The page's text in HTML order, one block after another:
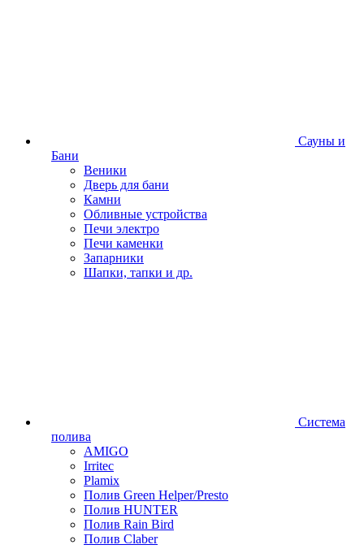
Сауны и
Бани
Веники
Дверь для бани
Камни
Обливные устройства
Печи электро
Печи каменки
Запарники
Шапки, тапки и др.
Система
полива
AMIGO
Irritec
Plamix
Полив Green Helper/Presto
Полив HUNTER
Полив Rain Bird
Полив Claber